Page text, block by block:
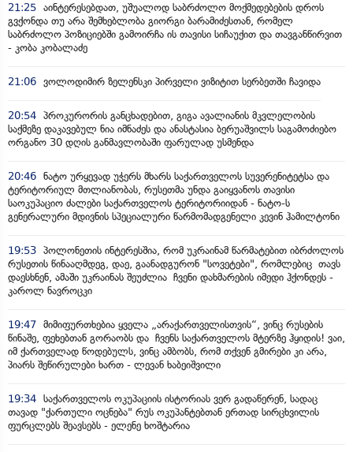
21:25 აინტერესებდათ, უშუალოდ საბრძოლო მოქმედებების დროს
გვქონდა თუ არა შემხებლობა გიორგი ბარამიძესთან, რომელ
საბრძოლო პოზიციებში გამოირჩა ის თავისი სიჩაუქით და თავგანწირვით
- კობა კობალაძე
21:06 ვოლოდიმირ ზელენსკი პირველი ვიზიტით სერბეთში ჩავიდა
20:54 პროკურორის განცხადებით, გიგა ავალიანის მკვლელობის
საქმეზე დაკავებულ ნია იმნაძეს და ანასტასია ბერუაშვილს საგამოძიებო
ორგანო 30 დღის განმავლობაში ფარულად უსმენდა
20:46 ნატო ურყევად უჭერს მხარს საქართველოს სუვერენიტეტსა და
ტერიტორიულ მთლიანობას, რუსეთმა უნდა გაიყვანოს თავისი
საოკუპაციო ძალები საქართველოს ტერიტორიიდან - ნატო-ს
გენერალური მდივნის სპეციალური წარმომადგენელი კევინ ჰამილტონი
19:53 პოლონეთის ინტერესშია, რომ უკრაინამ წარმატებით იბრძოლოს
რუსეთის წინააღმდეგ, დაე, გაანადგურონ "სოვეტები", რომლებიც თავს
დაესხნენ, ამაში უკრაინას შეუძლია ჩვენი დახმარების იმედი ჰქონდეს -
კაროლ ნავროცკი
19:47 მიმიფურთხებია ყველა „არაქართველისთვის“, ვინც რუსების
წინაშე, ფეხებთან გორაობს და ჩვენს საქართველოს მტერზე ჰყიდის! ვაი,
იმ ქართველად წოდებულს, ვინც ამბობს, რომ თქვენ გმირები კი არა,
პიარს შეწირულები ხართ - ლევან ხაბეიშვილი
19:34 საქართველოს ოკუპაციის ისტორიას ვერ გადაწერენ, სადაც
თავად "ქართული ოცნება" რუს ოკუპანტებთან ერთად სირცხვილის
ფურცლებს შეავსებს - ელენე ხოშტარია